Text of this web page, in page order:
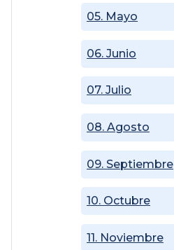
05. Mayo
06. Junio
07. Julio
08. Agosto
09. Septiembre
10. Octubre
11. Noviembre